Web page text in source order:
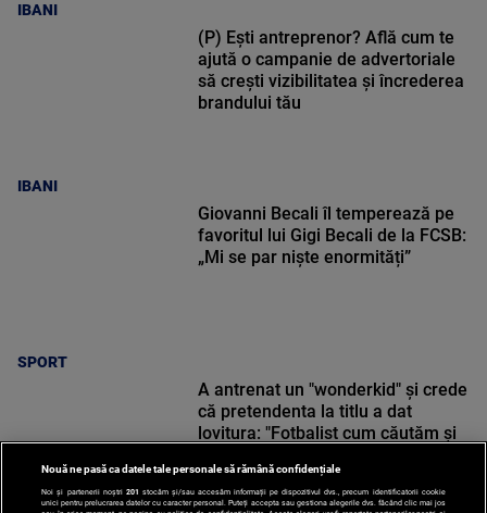
IBANI
IBANI
(P) Ești antreprenor? Află cum te
ajută o campanie de advertoriale
să crești vizibilitatea și încrederea
brandului tău
SPORT
Giovanni Becali îl temperează pe
favoritul lui Gigi Becali de la FCSB:
„Mi se par niște enormități”
A antrenat un "wonderkid" și crede
că pretendenta la titlu a dat
lovitura: "Fotbalist cum căutăm și
Nouă ne pasă ca datele tale personale să rămână confidențiale
Noi și partenerii noștri 201 stocăm și/sau accesăm informații pe dispozitivul dvs., precum identificatorii cookie
unici pentru prelucrarea datelor cu caracter personal. Puteți accepta sau gestiona alegerile dvs. făcând clic mai jos